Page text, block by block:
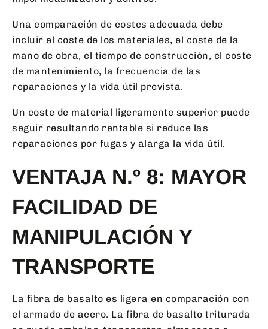
Una comparación de costes adecuada debe
incluir el coste de los materiales, el coste de la
mano de obra, el tiempo de construcción, el coste
de mantenimiento, la frecuencia de las
reparaciones y la vida útil prevista.
Un coste de material ligeramente superior puede
seguir resultando rentable si reduce las
reparaciones por fugas y alarga la vida útil.
VENTAJA N.º 8: MAYOR
FACILIDAD DE
MANIPULACIÓN Y
TRANSPORTE
La fibra de basalto es ligera en comparación con
el armado de acero. La fibra de basalto triturada